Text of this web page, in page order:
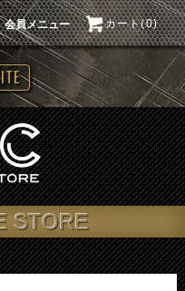
カート(0)
会員メニュー
STORE